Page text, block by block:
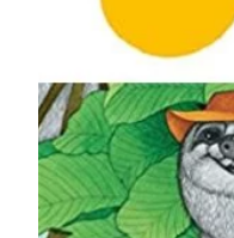
Clube de Leitores
Listas
Como ler?
Na escola